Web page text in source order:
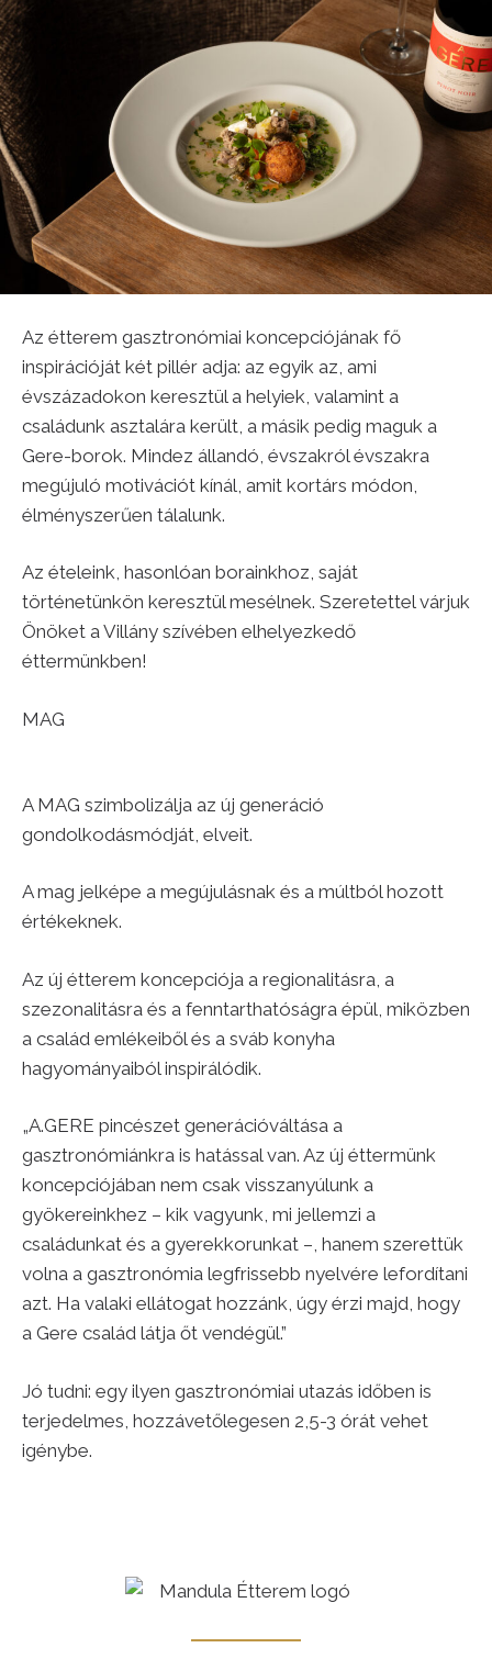
Az étterem gasztronómiai koncepciójának fő
inspirációját két pillér adja: az egyik az, ami
évszázadokon keresztül a helyiek, valamint a
családunk asztalára került, a másik pedig maguk a
Gere-borok. Mindez állandó, évszakról évszakra
megújuló motivációt kínál, amit kortárs módon,
élményszerűen tálalunk.
Az ételeink, hasonlóan borainkhoz, saját
történetünkön keresztül mesélnek. Szeretettel várjuk
Önöket a Villány szívében elhelyezkedő
éttermünkben!
MAG
A MAG szimbolizálja az új generáció
gondolkodásmódját, elveit.
A mag jelképe a megújulásnak és a múltból hozott
értékeknek.
Az új étterem koncepciója a regionalitásra, a
szezonalitásra és a fenntarthatóságra épül, miközben
a család emlékeiből és a sváb konyha
hagyományaiból inspirálódik.
„A.GERE pincészet generációváltása a
gasztronómiánkra is hatással van. Az új éttermünk
koncepciójában nem csak visszanyúlunk a
gyökereinkhez – kik vagyunk, mi jellemzi a
családunkat és a gyerekkorunkat –, hanem szerettük
volna a gasztronómia legfrissebb nyelvére lefordítani
azt. Ha valaki ellátogat hozzánk, úgy érzi majd, hogy
a Gere család látja őt vendégül.”
Jó tudni: egy ilyen gasztronómiai utazás időben is
terjedelmes, hozzávetőlegesen 2,5-3 órát vehet
igénybe.